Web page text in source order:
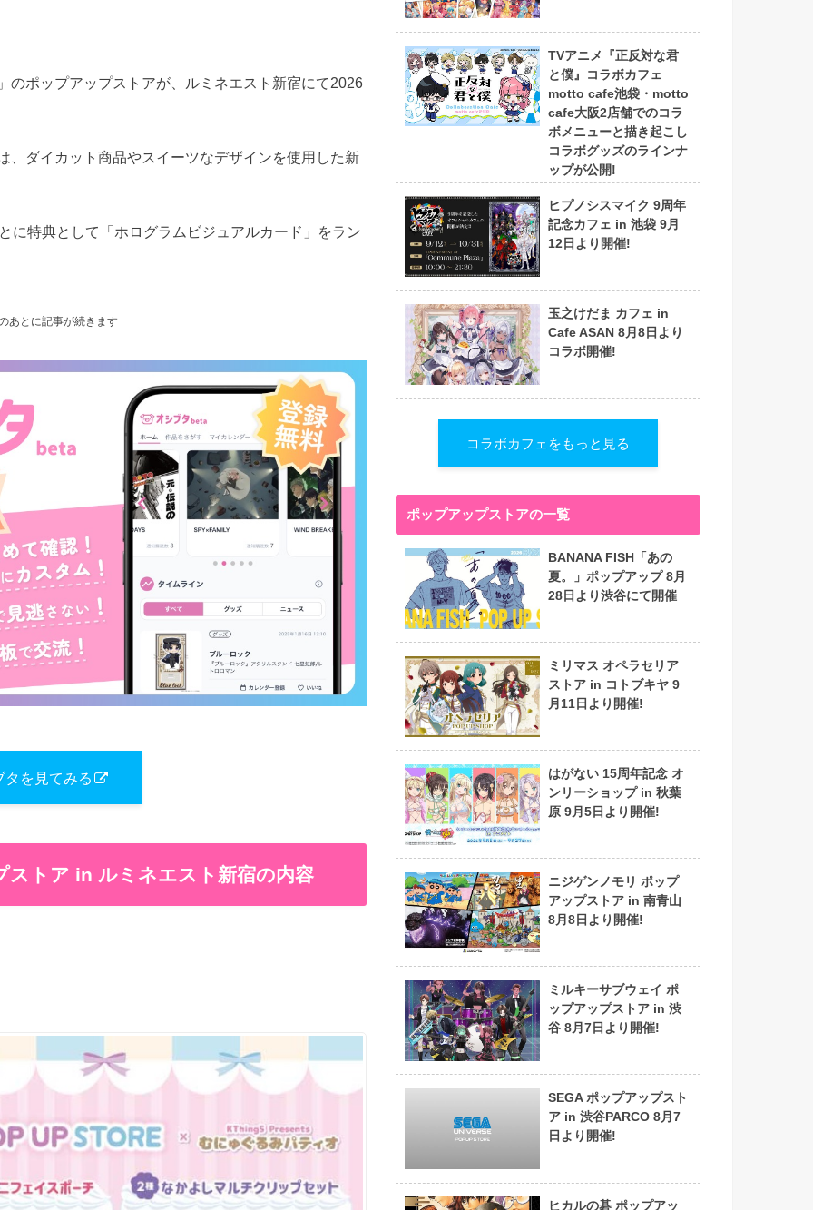
のポップアップストアが、ルミネエスト新宿にて2026
、ダイカット商品やスイーツなデザインを使用した新
に特典として「ホログラムビジュアルカード」をラン
あとに記事が続きます
タを見てみる
トア in ルミネエスト新宿の内容
TVアニメ『正反対な君
と僕』コラボカフェ
motto cafe池袋・motto
cafe大阪2店舗でのコラ
ボメニューと描き起こし
コラボグッズのラインナ
ップが公開!
ヒプノシスマイク 9周年
記念カフェ in 池袋 9月
12日より開催!
玉之けだま カフェ in
Cafe ASAN 8月8日より
コラボ開催!
コラボカフェをもっと見る
ポップアップストアの一覧
BANANA FISH「あの
夏。」ポップアップ 8月
28日より渋谷にて開催
ミリマス オペラセリア
ストア in コトブキヤ 9
月11日より開催!
はがない 15周年記念 オ
ンリーショップ in 秋葉
原 9月5日より開催!
ニジゲンノモリ ポップ
アップストア in 南青山
8月8日より開催!
ミルキーサブウェイ ポ
ップアップストア in 渋
谷 8月7日より開催!
SEGA ポップアップスト
ア in 渋谷PARCO 8月7
日より開催!
ヒカルの碁 ポップアッ